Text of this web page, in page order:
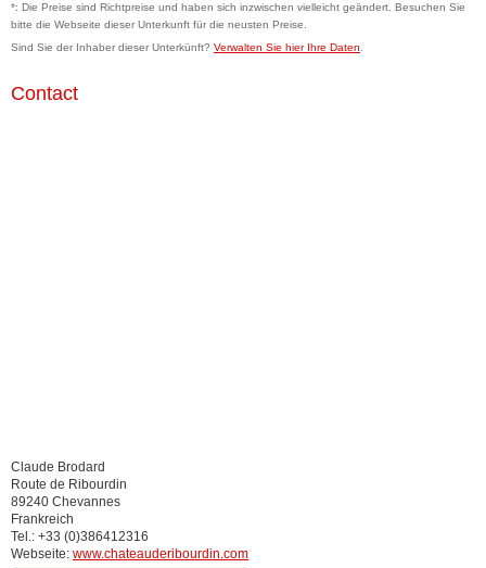
*: Die Preise sind Richtpreise und haben sich inzwischen vielleicht geändert. Besuchen Sie
bitte die Webseite dieser Unterkunft für die neusten Preise.
Sind Sie der Inhaber dieser Unterkünft? Verwalten Sie hier Ihre Daten
Contact
Claude Brodard
Route de Ribourdin
89240 Chevannes
Frankreich
Tel.: +33 (0)386412316
Webseite: www.chateauderibourdin.com